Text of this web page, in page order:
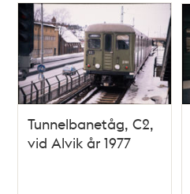
Tunnelbanetåg, C2,
vid Alvik år 1977